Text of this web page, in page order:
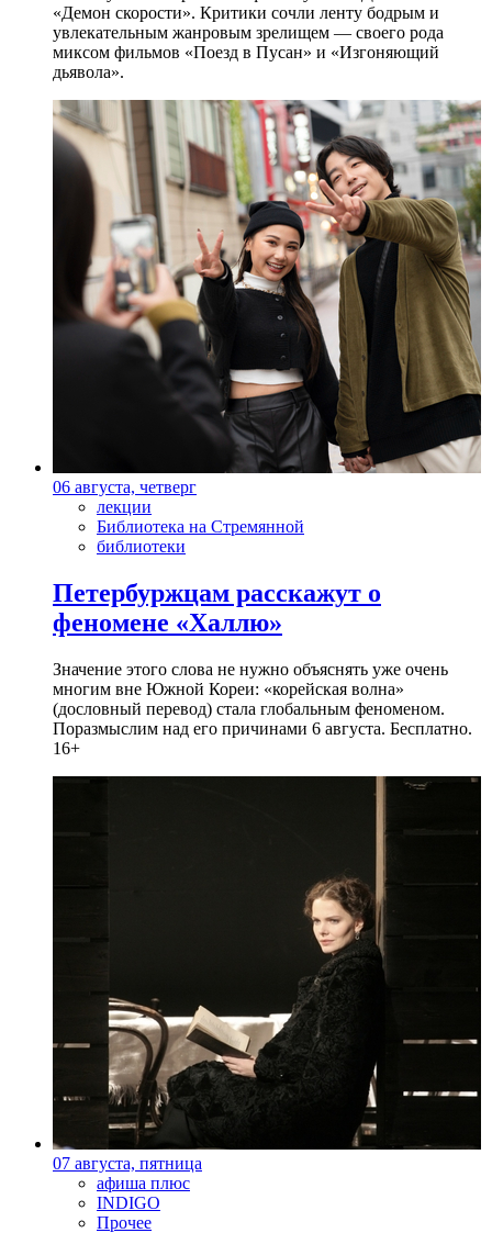
«Демон скорости». Критики сочли ленту бодрым и
увлекательным жанровым зрелищeм — своего рода
миксом фильмов «Поезд в Пусан» и «Изгоняющий
дьявола».
06 августа, четверг
лекции
Библиотека на Стремянной
библиотеки
Петербуржцам расскажут о
феномене «Халлю»
Значение этого слова не нужно объяснять уже очень
многим вне Южной Кореи: «корейская волна»
(дословный перевод) стала глобальным феноменом.
Поразмыслим над его причинами 6 августа. Бесплатно.
16+
07 августа, пятница
афиша плюс
INDIGO
Прочее